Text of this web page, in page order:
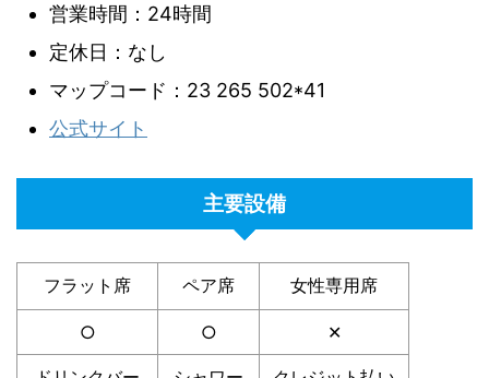
営業時間：24時間
定休日：なし
マップコード：23 265 502*41
公式サイト
主要設備
フラット席 ペア席 女性専用席
○ ○ ✕